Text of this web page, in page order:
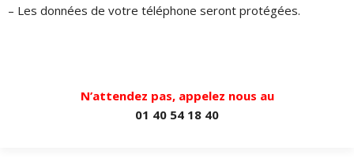
– Les données de votre téléphone seront protégées.
N’attendez pas, appelez nous au
01 40 54 18 40